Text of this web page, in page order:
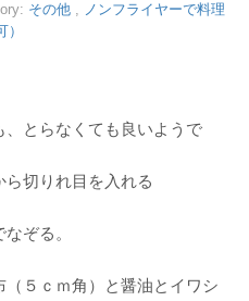
その他 , ノンフライヤーで料理
とらなくても良いようで
切りれ目を入れる
ぞる。
５ｃｍ角）と醤油とイワシ